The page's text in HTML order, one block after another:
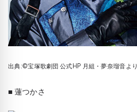
出典:©宝塚歌劇団 公式HP 月組・夢奈瑠音より
■ 蓮つかさ